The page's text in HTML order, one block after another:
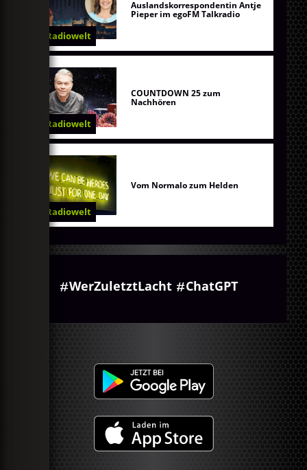
Radiowelt
Auslandskorrespondentin Antje
Pieper im egoFM Talkradio
Radiowelt
COUNTDOWN 25 zum
Nachhören
Radiowelt
Vom Normalo zum Helden
WerZuletztLacht ChatGPT